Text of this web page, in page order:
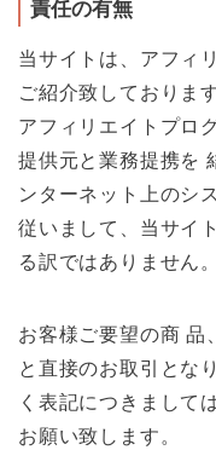
責任の有無
当サイトは、アフィ
ご紹介致しております
アフィリエイトプロ
提供元と業務提携を
ンターネット上のシ
従いまして、当サイ
る訳ではありません。
お客様ご要望の商 品
と直接のお取引とな
く表記につきまして
お願い致します。